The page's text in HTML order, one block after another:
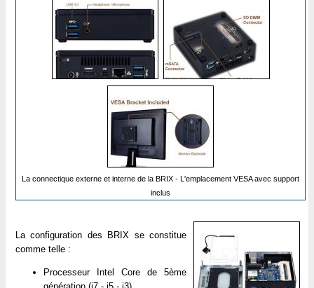
La connectique externe et interne de la BRIX - L'emplacement VESA avec support
inclus
La configuration des BRIX se constitue
comme telle :
Processeur Intel Core de 5ème